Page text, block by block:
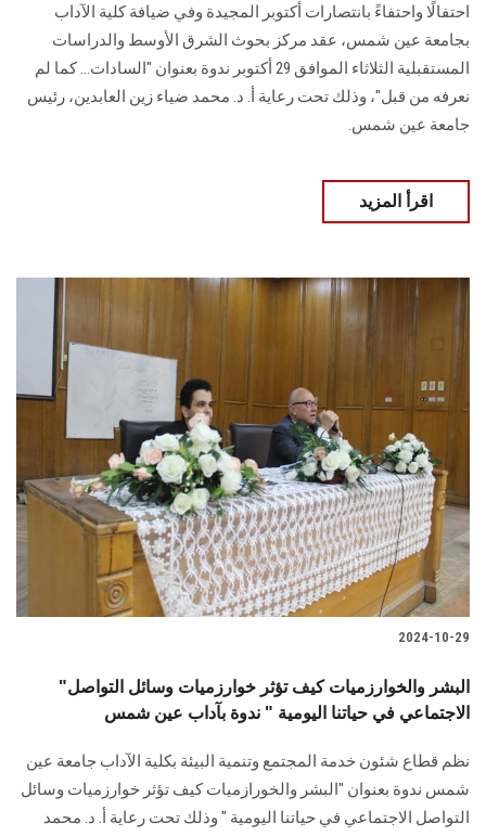
احتفالًا واحتفاءً بانتصارات أكتوبر المجيدة وفي ضيافة كلية الآداب
بجامعة عين شمس، عقد ‏مركز بحوث الشرق الأوسط والدراسات
المستقبلية الثلاثاء الموافق 29 أكتوبر ندوة بعنوان ‏‏"السادات... كما لم
نعرفه من قبل"، وذلك تحت رعاية أ. د. محمد ضياء زين العابدين، رئيس
‏جامعة عين شمس.
اقرأ المزيد
2024-10-29
"البشر والخوارزميات كيف تؤثر خوارزميات وسائل التواصل
الاجتماعي في حياتنا اليومية " ندوة بآداب عين شمس
نظم قطاع شئون خدمة المجتمع وتنمية البيئة بكلية الآداب جامعة عين
شمس ندوة بعنوان "البشر ‏والخورازميات كيف تؤثر خوارزميات وسائل
التواصل الاجتماعي في حياتنا اليومية " وذلك ‏تحت رعاية أ. د. محمد